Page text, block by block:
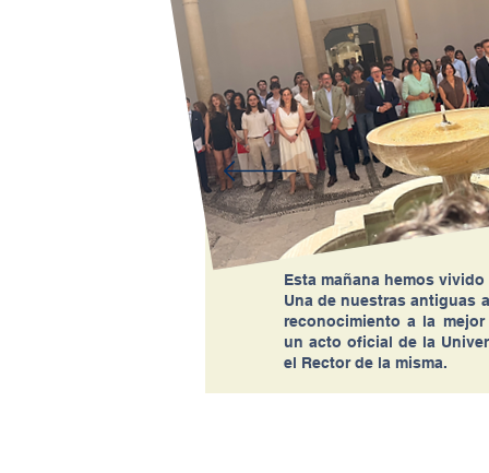
Esta mañana hemos
Una de nuestras antiguas
reconocimiento a la
un acto oficial de la
el Rector de la misma.